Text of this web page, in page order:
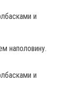
наполовину.